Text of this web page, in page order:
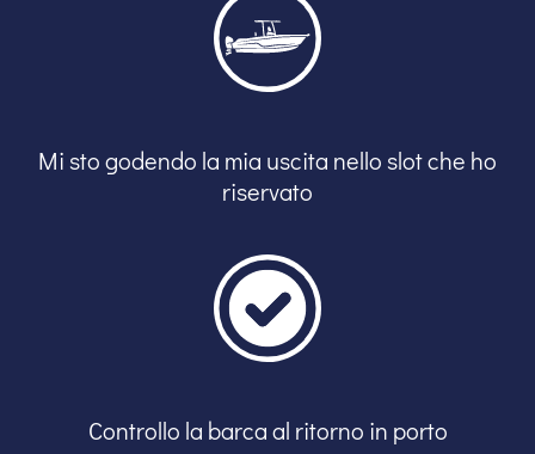
Mi sto godendo la mia uscita nello slot che ho
riservato
Controllo la barca al ritorno in porto